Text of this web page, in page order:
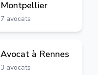
Montpellier
7 avocats
Avocat à Rennes
3 avocats